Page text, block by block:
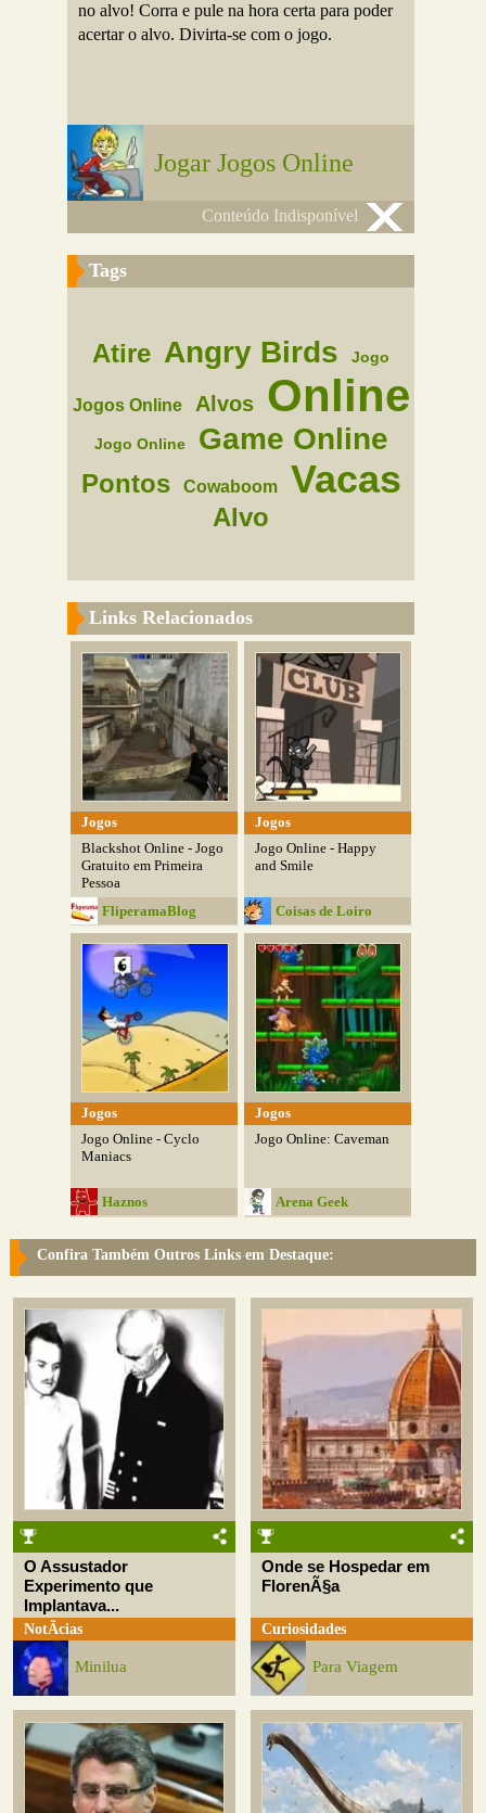
no alvo! Corra e pule na hora certa para poder
acertar o alvo. Divirta-se com o jogo.
Jogar Jogos Online
Conteúdo Indisponível
Tags
Atire Angry Birds Jogo
Jogos Online Alvos Online
Jogo Online Game Online
Pontos Cowaboom Vacas
Alvo
Links Relacionados
Jogos
Blackshot Online - Jogo
Gratuito em Primeira
Pessoa
FliperamaBlog
Jogos
Jogo Online - Happy
and Smile
Coisas de Loiro
Jogos
Jogo Online - Cyclo
Maniacs
Haznos
Jogos
Jogo Online: Caveman
Arena Geek
Confira Também Outros Links em Destaque:
O Assustador
Experimento que
Implantava...
NotÃ­cias
Minilua
Onde se Hospedar em
FlorenÃ§a
Curiosidades
Para Viagem